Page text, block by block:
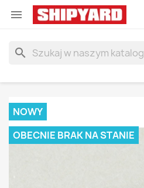

search
NOWY
OBECNIE BRAK NA STANIE